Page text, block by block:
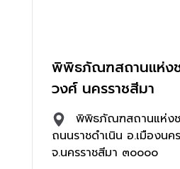
พิพิธภัณฑสถานแห่ง
วงศ์ นครราชสีมา
พิพิธภัณฑสถานแห่ง
ถนนราชดำเนิน อ.เมืองนค
จ.นครราชสีมา ๓๐๐๐๐